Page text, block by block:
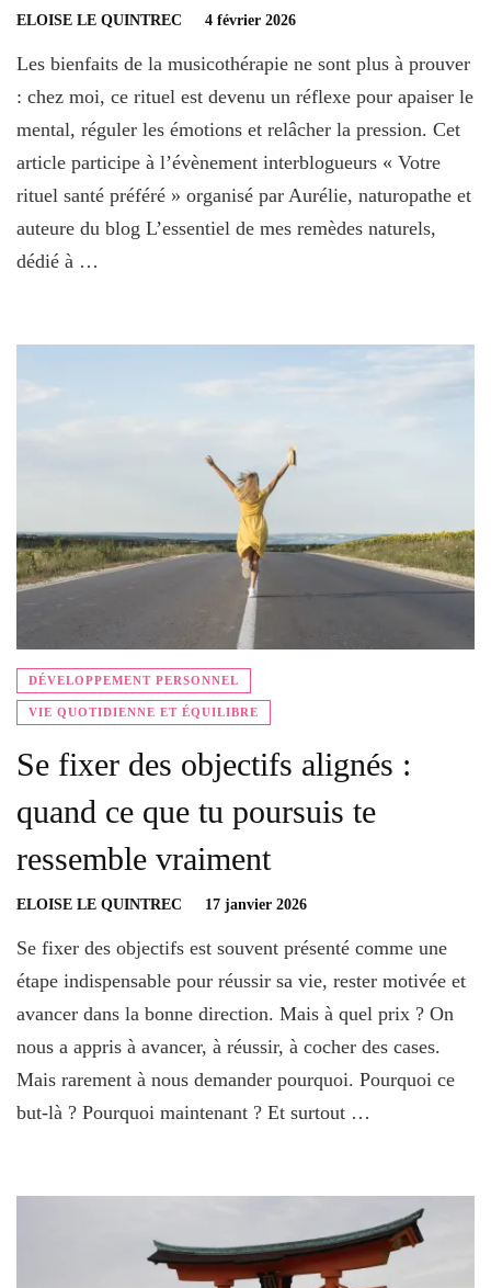
ELOISE LE QUINTREC 4 février 2026
Les bienfaits de la musicothérapie ne sont plus à prouver
: chez moi, ce rituel est devenu un réflexe pour apaiser le
mental, réguler les émotions et relâcher la pression. Cet
article participe à l’évènement interblogueurs « Votre
rituel santé préféré » organisé par Aurélie, naturopathe et
auteure du blog L’essentiel de mes remèdes naturels,
dédié à …
DÉVELOPPEMENT PERSONNEL
VIE QUOTIDIENNE ET ÉQUILIBRE
Se fixer des objectifs alignés :
quand ce que tu poursuis te
ressemble vraiment
ELOISE LE QUINTREC 17 janvier 2026
Se fixer des objectifs est souvent présenté comme une
étape indispensable pour réussir sa vie, rester motivée et
avancer dans la bonne direction. Mais à quel prix ? On
nous a appris à avancer, à réussir, à cocher des cases.
Mais rarement à nous demander pourquoi. Pourquoi ce
but-là ? Pourquoi maintenant ? Et surtout …